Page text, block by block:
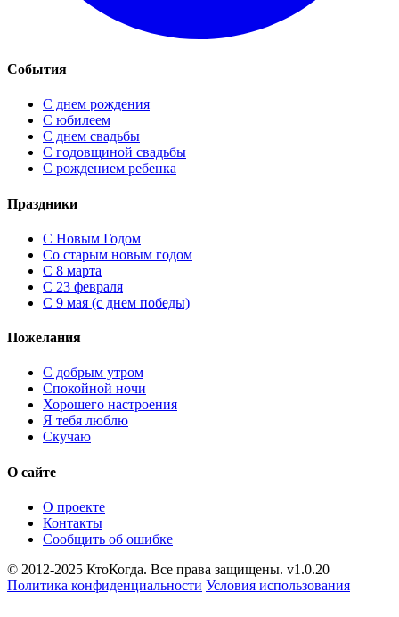
События
С днем рождения
С юбилеем
С днем свадьбы
С годовщиной свадьбы
С рождением ребенка
Праздники
C Новым Годом
Cо старым новым годом
С 8 марта
С 23 февраля
С 9 мая (с днем победы)
Пожелания
С добрым утром
Спокойной ночи
Хорошего настроения
Я тебя люблю
Скучаю
О сайте
О проекте
Контакты
Сообщить об ошибке
© 2012-2025 КтоКогда. Все права защищены. v1.0.20
Политика конфиденциальности Условия использования